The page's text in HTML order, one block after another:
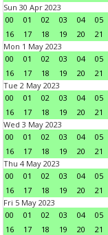
Sun 30 Apr 2023
00
01 02 03 04 05
16
17 18 19 20 21
Mon 1 May 2023
00
01 02 03 04 05
16
17 18 19 20 21
Tue 2 May 2023
00
01 02 03 04 05
16
17 18 19 20 21
Wed 3 May 2023
00
01 02 03 04 05
16
17 18 19 20 21
Thu 4 May 2023
00
01 02 03 04 05
16
17 18 19 20 21
Fri 5 May 2023
00
01 02 03 04 05
16
17 18 19 20 21